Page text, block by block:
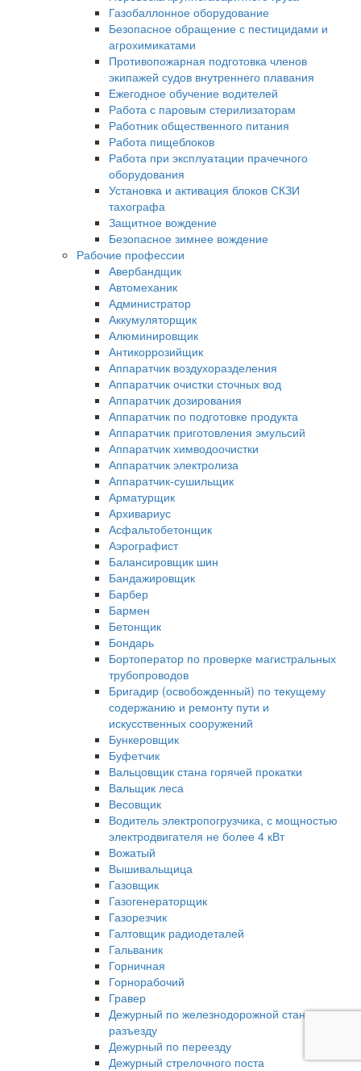
Газобаллонное оборудование
Безопасное обращение с пестицидами и
агрохимикатами
Противопожарная подготовка членов
экипажей судов внутреннего плавания
Ежегодное обучение водителей
Работа с паровым стерилизаторам
Работник общественного питания
Работа пищеблоков
Работа при эксплуатации прачечного
оборудования
Установка и активация блоков СКЗИ
тахографа
Защитное вождение
Безопасное зимнее вождение
Рабочие профессии
Авербандщик
Автомеханик
Администратор
Аккумуляторщик
Алюминировщик
Антикоррозийщик
Аппаратчик воздухоразделения
Аппаратчик очистки сточных вод
Аппаратчик дозирования
Аппаратчик по подготовке продукта
Аппаратчик приготовления эмульсий
Аппаратчик химводоочистки
Аппаратчик электролиза
Аппаратчик-сушильщик
Арматурщик
Архивариус
Асфальтобетонщик
Аэрографист
Балансировщик шин
Бандажировщик
Барбер
Бармен
Бетонщик
Бондарь
Бортоператор по проверке магистральных
трубопроводов
Бригадир (освобожденный) по текущему
содержанию и ремонту пути и
искусственных сооружений
Бункеровщик
Буфетчик
Вальцовщик стана горячей прокатки
Вальщик леса
Весовщик
Водитель электропогрузчика, с мощностью
электродвигателя не более 4 кВт
Вожатый
Вышивальщица
Газовщик
Газогенераторщик
Газорезчик
Галтовщик радиодеталей
Гальваник
Горничная
Горнорабочий
Гравер
Дежурный по железнодорожной станции,
разъезду
Дежурный по переезду
Дежурный стрелочного поста